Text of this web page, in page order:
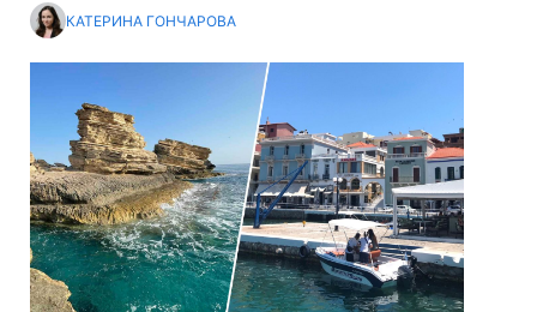
КАТЕРИНА ГОНЧАРОВА